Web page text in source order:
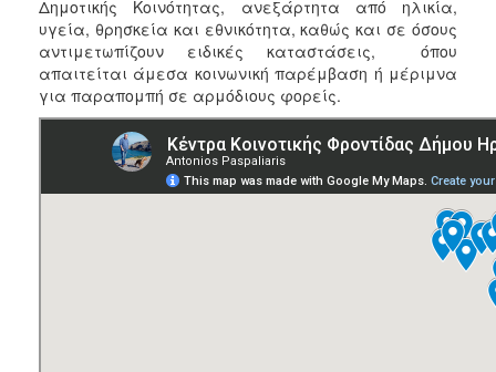
Δημιουργικής
Απασχόλησης
Παιδιών
(Κ.Δ.Α.Π.)
Κέντρα
Ημερήσιας
Φροντίδας
Ηλικιωμένων
(Κ.Η.Φ.Η.)
Δημοτικής Κοινότητας, ανεξάρτητα από ηλικία,
υγεία, θρησκεία και εθνικότητα, καθώς και σε όσους
αντιμετωπίζουν ειδικές καταστάσεις, όπου
απαιτείται άμεσα κοινωνική παρέμβαση ή μέριμνα
για παραπομπή σε αρμόδιους φορείς.